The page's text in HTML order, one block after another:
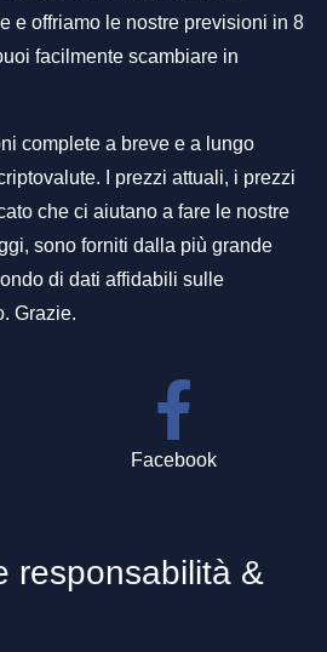
e offriamo le nostre previsioni in 8
facilmente scambiare in
complete a breve e a lungo
I prezzi attuali, i prezzi
che ci aiutano a fare le nostre
sono forniti dalla più grande
di dati affidabili sulle
Grazie.
Facebook
responsabilità &